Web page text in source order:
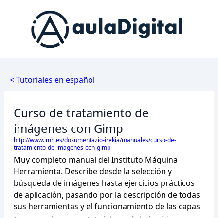
< Tutoriales en español
Curso de tratamiento de
imágenes con Gimp
http://www.imh.es/dokumentazio-irekia/manuales/curso-de-
tratamiento-de-imagenes-con-gimp
Muy completo manual del Instituto Máquina
Herramienta. Describe desde la selección y
búsqueda de imágenes hasta ejercicios prácticos
de aplicación, pasando por la descripción de todas
sus herramientas y el funcionamiento de las capas